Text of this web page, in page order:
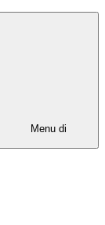
Menu di